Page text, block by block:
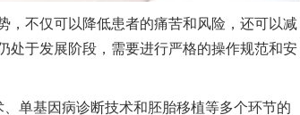
，不仅可以降低患者的痛苦和风险，还可以减
处于发展阶段，需要进行严格的操作规范和安
单基因病诊断技术和胚胎移植等多个环节的